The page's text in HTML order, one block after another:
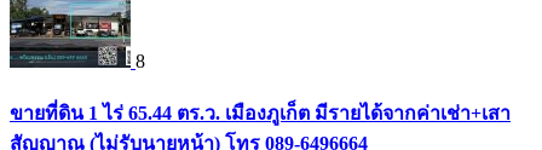
8
ขายที่ดิน 1 ไร่ 65.44 ตร.ว. เมืองภูเก็ต มีรายได้จากค่าเช่า+เสา
สัญญาณ (ไม่รับนายหน้า) โทร 089-6496664